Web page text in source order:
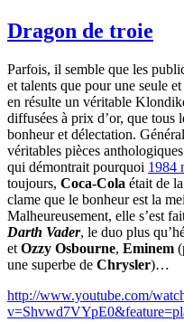
Dragon de troie
Parfois, il semble que les
et talents que pour une seule
en résulte un véritable
diffusées à prix d’or, que tous
bonheur et délectation.
véritables pièces
qui démontrait pourquoi 1984
toujours, Coca-Cola était de
clame que le bonheur est la
Malheureusement, elle s’est
Darth Vader, le duo plus
et Ozzy Osbourne, Eminem
une superbe de Chrysler)…
http://www.youtube.com/